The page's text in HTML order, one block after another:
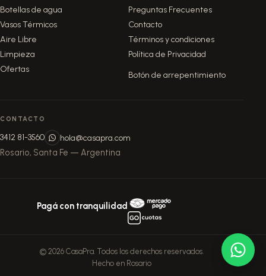
Botellas de agua
Vasos Térmicos
Aire Libre
Limpieza
Ofertas
Preguntas Frecuentes
Contacto
Términos y condiciones
Política de Privacidad
Botón de arrepentimiento
CONTACTO
3412 81-3560 hola@casapra.com
Rosario, Santa Fe — Argentina
Pagá con tranquilidad
© 2026 CasaPra. Todos los derechos reservados.
Hecho en Rosario